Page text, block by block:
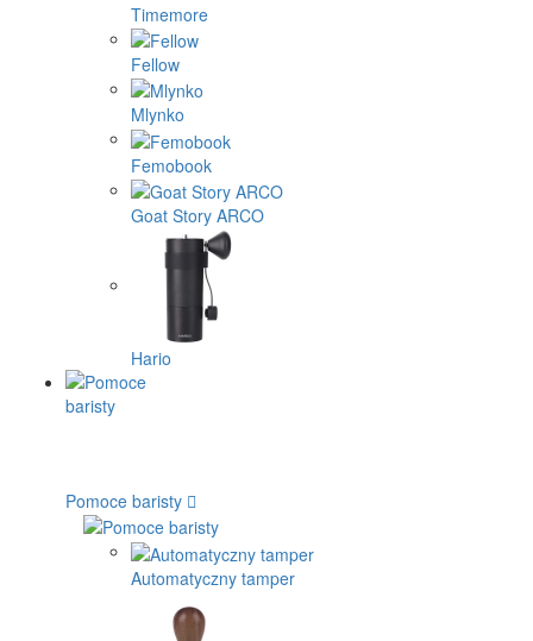
Timemore
Fellow
Mlynko
Femobook
Goat Story ARCO
Hario
Pomoce baristy
Automatyczny tamper